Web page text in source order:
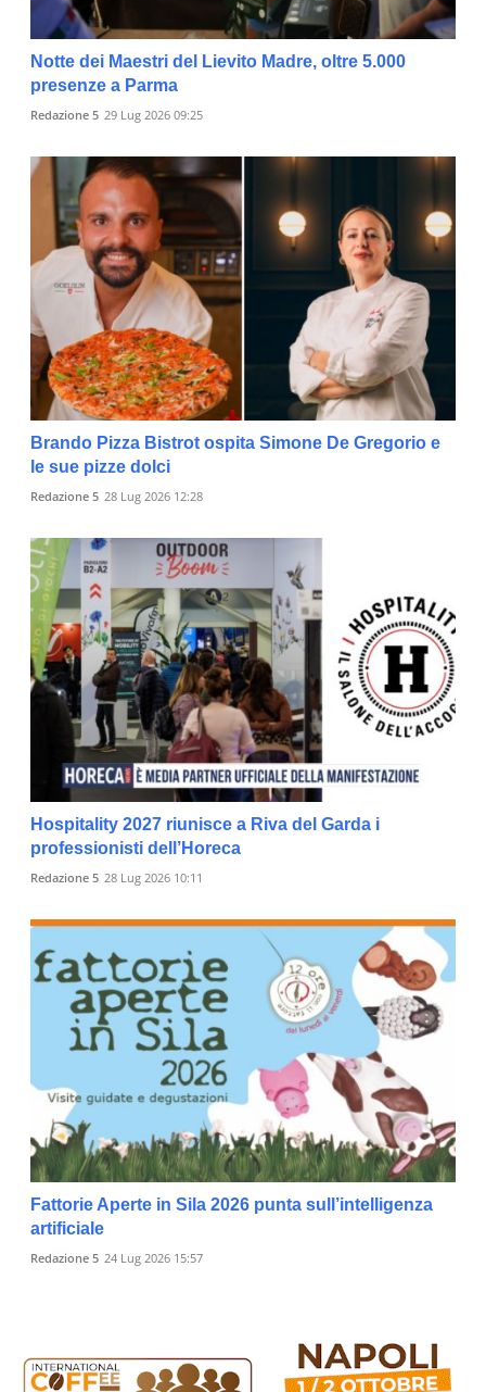
Notte dei Maestri del Lievito Madre, oltre 5.000
presenze a Parma
Redazione 5 29 Lug 2026 09:25
Brando Pizza Bistrot ospita Simone De Gregorio e
le sue pizze dolci
Redazione 5 28 Lug 2026 12:28
Hospitality 2027 riunisce a Riva del Garda i
professionisti dell’Horeca
Redazione 5 28 Lug 2026 10:11
Fattorie Aperte in Sila 2026 punta sull’intelligenza
artificiale
Redazione 5 24 Lug 2026 15:57